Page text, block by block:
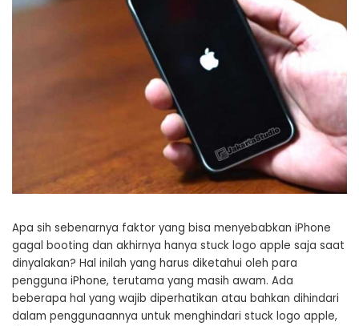
Apa sih sebenarnya faktor yang bisa menyebabkan iPhone
gagal booting dan akhirnya hanya stuck logo apple saja saat
dinyalakan? Hal inilah yang harus diketahui oleh para
pengguna iPhone, terutama yang masih awam. Ada
beberapa hal yang wajib diperhatikan atau bahkan dihindari
dalam penggunaannya untuk menghindari stuck logo apple,